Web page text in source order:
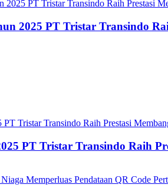
2025 PT Tristar Transindo
PT Tristar Transindo Raih